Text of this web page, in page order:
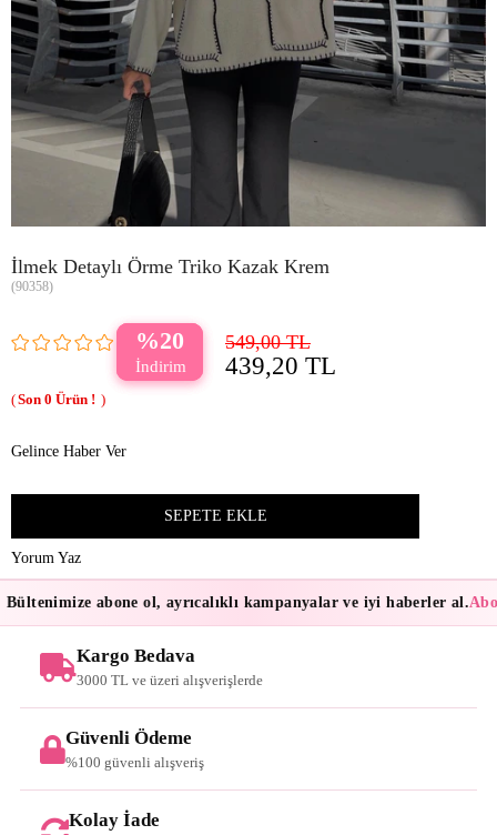
İlmek Detaylı Örme Triko Kazak Krem
(90358)
20 549,00 TL
439,20 TL
0
Gelince Haber Ver
Yorum Yaz
abone ol, ayrıcalıklı kampanyalar ve iyi haberler al.
Kargo Bedava
3000 TL ve üzeri alışverişlerde
Güvenli Ödeme
%100 güvenli alışveriş
Kolay İade